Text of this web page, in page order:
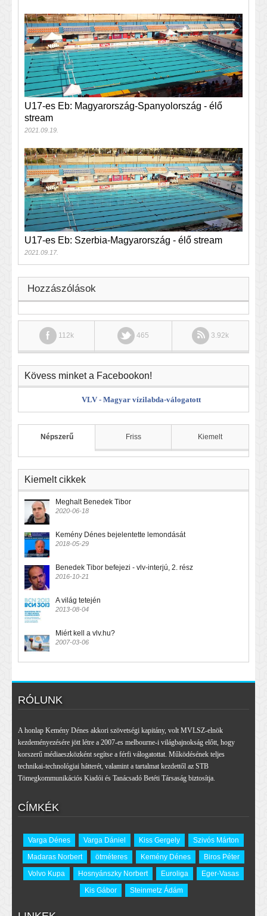
U17-es Eb: Magyarország-Spanyolország - élő
stream
2021.09.19.
U17-es Eb: Szerbia-Magyarország - élő stream
2021.09.17.
Hozzászólások
112k 465 3.92k
Kövess minket a Facebookon!
VLV - Magyar vízilabda-válogatott
Népszerű Friss Kiemelt
Kiemelt cikkek
Meghalt Benedek Tibor
2020-06-18
Kemény Dénes bejelentette lemondását
2018-05-29
Benedek Tibor befejezi - vlv-interjú, 2. rész
2016-10-21
A világ tetején
2013-08-04
Miért kell a vlv.hu?
2007-03-06
RÓLUNK
A honlap Kemény Dénes akkori szövetségi kapitány, volt MVLSZ-elnök
kezdeményezésére jött létre a 2007-es melbourne-i világbajnokság előtt, hogy
korszerű médiaeszközként segítse a férfi válogatottat. Működésének teljes
technikai-technológiai hátterét, valamint a tartalmat kezdettől az STB
Tömegkommunikációs Kiadói és Tanácsadó Betéti Társaság biztosítja.
CÍMKÉK
Varga Dénes Varga Dániel Kiss Gergely
Szivós Márton
Madaras Norbert
ötméteres Kemény Dénes
Biros Péter
Volvo Kupa
Hosnyánszky Norbert Euroliga
Eger-Vasas
Kis Gábor
Steinmetz Ádám